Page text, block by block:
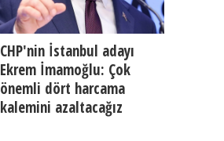
CHP'nin İstanbul adayı
Ekrem İmamoğlu: Çok
önemli dört harcama
kalemini azaltacağız